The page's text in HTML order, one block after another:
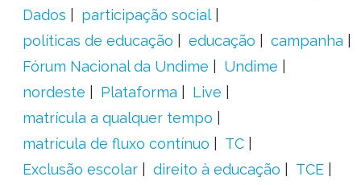
Dados
participação social
políticas de educação
educação
campanha
Fórum Nacional da Undime
Undime
nordeste
Plataforma
Live
matrícula a qualquer tempo
matrícula de fluxo contínuo
TC
Exclusão escolar
direito à educação
TCE